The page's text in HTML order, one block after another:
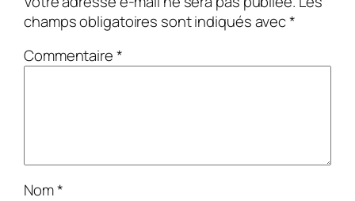
champs obligatoires sont indiqués avec*
Commentaire*
Nom*